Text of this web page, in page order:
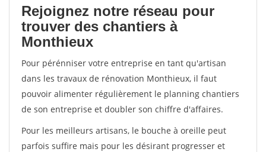
Rejoignez notre réseau pour
trouver des chantiers à
Monthieux
Pour pérénniser votre entreprise en tant qu'artisan
dans les travaux de rénovation Monthieux, il faut
pouvoir alimenter régulièrement le planning chantiers
de son entreprise et doubler son chiffre d'affaires.
Pour les meilleurs artisans, le bouche à oreille peut
parfois suffire mais pour les désirant progresser et